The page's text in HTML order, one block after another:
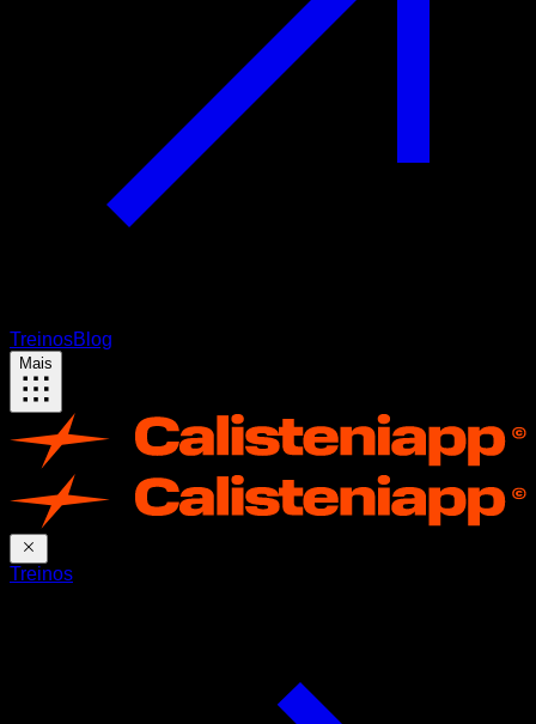
TreinosBlog
Mais
Treinos